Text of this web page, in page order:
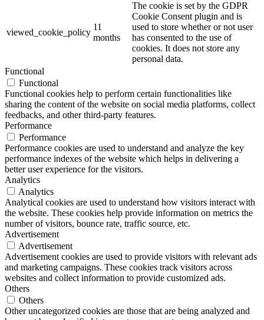
viewed_cookie_policy
11
months
The cookie is set by the GDPR
Cookie Consent plugin and is
used to store whether or not user
has consented to the use of
cookies. It does not store any
personal data.
Functional
Functional
Functional cookies help to perform certain functionalities like
sharing the content of the website on social media platforms, collect
feedbacks, and other third-party features.
Performance
Performance
Performance cookies are used to understand and analyze the key
performance indexes of the website which helps in delivering a
better user experience for the visitors.
Analytics
Analytics
Analytical cookies are used to understand how visitors interact with
the website. These cookies help provide information on metrics the
number of visitors, bounce rate, traffic source, etc.
Advertisement
Advertisement
Advertisement cookies are used to provide visitors with relevant ads
and marketing campaigns. These cookies track visitors across
websites and collect information to provide customized ads.
Others
Others
Other uncategorized cookies are those that are being analyzed and